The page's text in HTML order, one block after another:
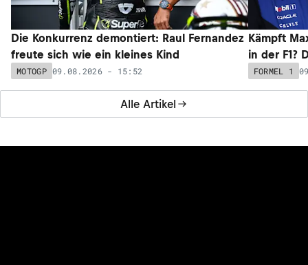
Alle Artikel
Die Konkurrenz demontiert: Raul Fernandez
freute sich wie ein kleines Kind
MOTOGP 09.08.2026 - 15:52
Kämpft
in der F1?
FORMEL 1